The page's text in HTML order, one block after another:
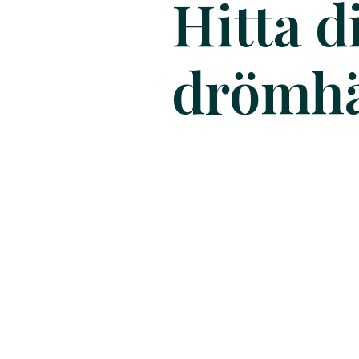
Hitta